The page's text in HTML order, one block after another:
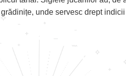
unde servesc drept